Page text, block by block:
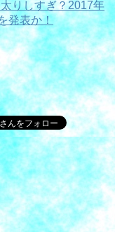
りしすぎ？2017年
発表か！